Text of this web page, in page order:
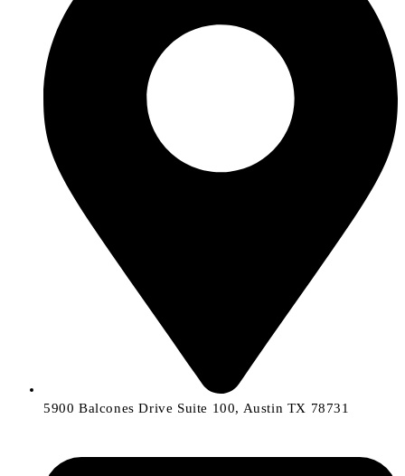
5900 Balcones Drive Suite 100, Austin TX 78731